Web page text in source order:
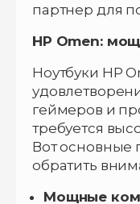
партнер для
HP Omen:
Ноутбуки HP
геймеров и
требуется
Вот основные
обратить
Мощные